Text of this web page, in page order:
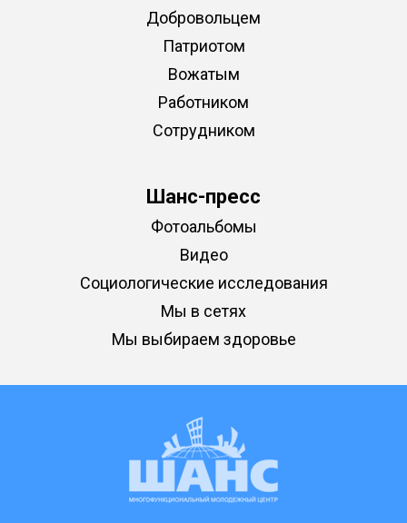
Добровольцем
Патриотом
Вожатым
Работником
Сотрудником
Шанс-пресс
Фотоальбомы
Видео
Социологические исследования
Мы в сетях
Мы выбираем здоровье